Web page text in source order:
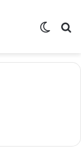
بحث عن